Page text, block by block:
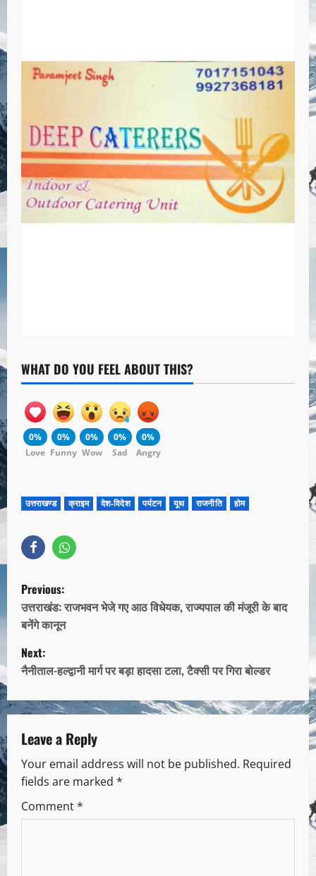
WHAT DO YOU FEEL ABOUT THIS?
0%
Love
0%
Funny
0%
Wow
0%
Sad
0%
Angry
उत्तराखण्ड क्राइम देश-विदेश पर्यटन यूथ राजनीति होम
Previous:
उत्तराखंड: राजभवन भेजे गए आठ विधेयक, राज्यपाल की मंजूरी के बाद
बनेंगे कानून
Next:
नैनीताल-हल्द्वानी मार्ग पर बड़ा हादसा टला, टैक्सी पर गिरा बोल्डर
Leave a Reply
Your email address will not be published. Required
fields are marked *
Comment*